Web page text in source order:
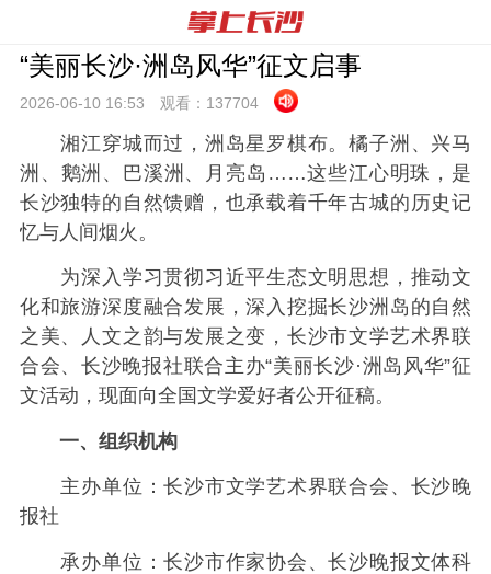
“美丽长沙·洲岛风华”征文启事
2026-06-10 16:53 观看： 137704
湘江穿城而过，洲岛星罗棋布。橘子洲、兴马
洲、鹅洲、巴溪洲、月亮岛……这些江心明珠，是
长沙独特的自然馈赠，也承载着千年古城的历史记
忆与人间烟火。
为深入学习贯彻习近平生态文明思想，推动文
化和旅游深度融合发展，深入挖掘长沙洲岛的自然
之美、人文之韵与发展之变，长沙市文学艺术界联
合会、长沙晚报社联合主办“美丽长沙·洲岛风华”征
文活动，现面向全国文学爱好者公开征稿。
一、组织机构
主办单位：长沙市文学艺术界联合会、长沙晚
报社
承办单位：长沙市作家协会、长沙晚报文体科